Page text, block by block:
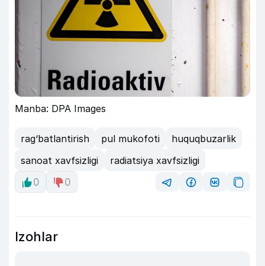
Manba: DPA Images
rag‘batlantirish pul mukofoti
huquqbuzarlik
sanoat xavfsizligi
radiatsiya xavfsizligi
0
0
Izohlar